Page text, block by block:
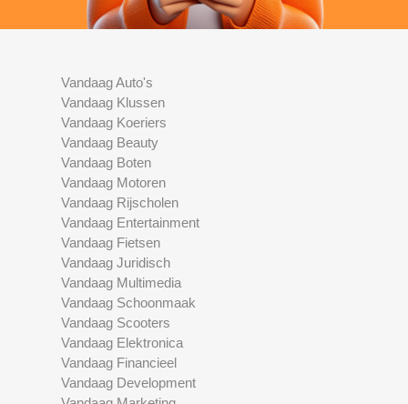
Vandaag Auto's
Vandaag Klussen
Vandaag Koeriers
Vandaag Beauty
Vandaag Boten
Vandaag Motoren
Vandaag Rijscholen
Vandaag Entertainment
Vandaag Fietsen
Vandaag Juridisch
Vandaag Multimedia
Vandaag Schoonmaak
Vandaag Scooters
Vandaag Elektronica
Vandaag Financieel
Vandaag Development